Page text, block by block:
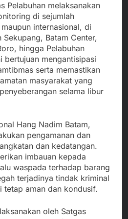
Pelabuhan melaksanakan
di sejumlah
internasional, di
Sekupang, Batam Center,
hingga Pelabuhan
bertujuan mengantisipasi
serta memastikan
masyarakat yang
selama libur
Hang Nadim Batam,
pengamanan dan
dan kedatangan.
imbauan kepada
waspada terhadap barang
terjadinya tindak kriminal
tetap aman dan kondusif.
oleh Satgas